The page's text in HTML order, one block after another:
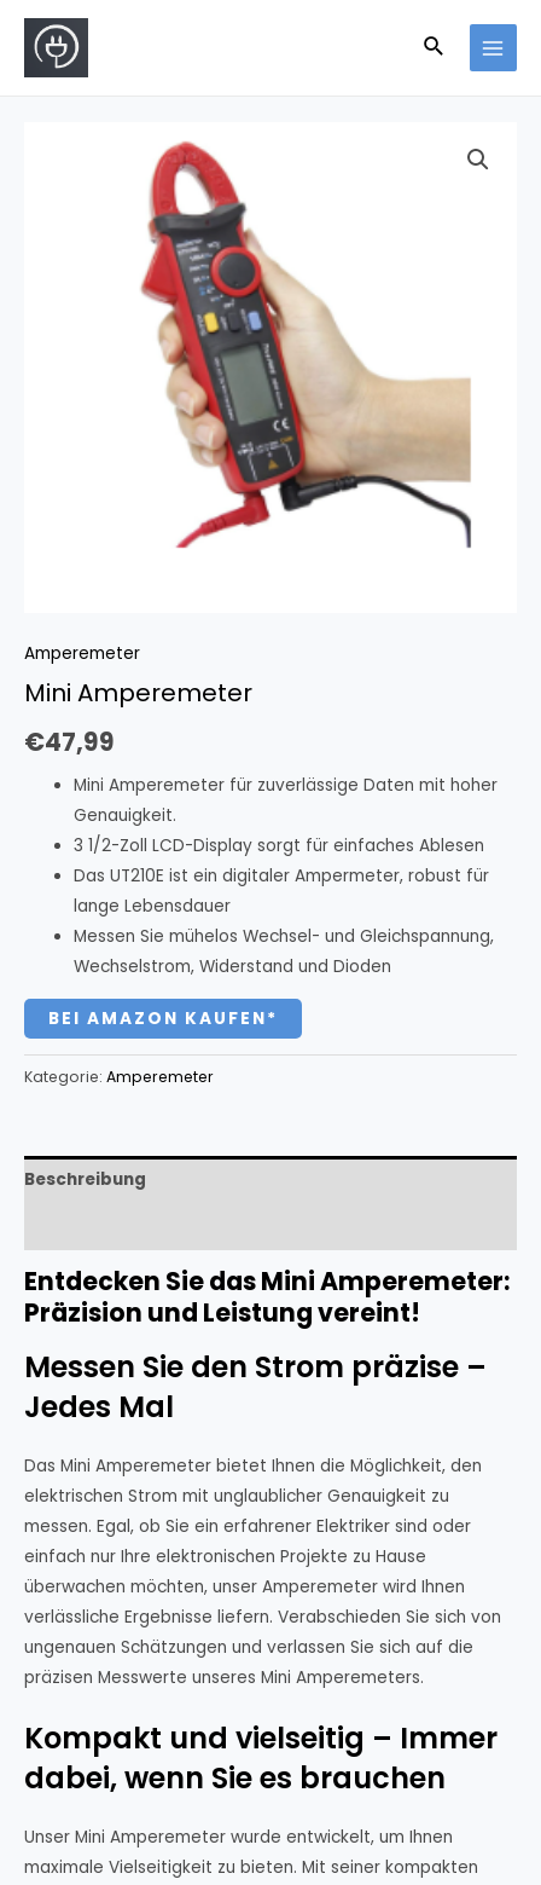
Amperemeter
Mini Amperemeter
€47,99
Mini Amperemeter für zuverlässige Daten mit hoher
Genauigkeit.
3 1/2-Zoll LCD-Display sorgt für einfaches Ablesen
Das UT210E ist ein digitaler Ampermeter, robust für
lange Lebensdauer
Messen Sie mühelos Wechsel- und Gleichspannung,
Wechselstrom, Widerstand und Dioden
BEI AMAZON KAUFEN*
Kategorie: Amperemeter
Beschreibung
Entdecken Sie das Mini Amperemeter:
Präzision und Leistung vereint!
Messen Sie den Strom präzise –
Jedes Mal
Das Mini Amperemeter bietet Ihnen die Möglichkeit, den
elektrischen Strom mit unglaublicher Genauigkeit zu
messen. Egal, ob Sie ein erfahrener Elektriker sind oder
einfach nur Ihre elektronischen Projekte zu Hause
überwachen möchten, unser Amperemeter wird Ihnen
verlässliche Ergebnisse liefern. Verabschieden Sie sich von
ungenauen Schätzungen und verlassen Sie sich auf die
präzisen Messwerte unseres Mini Amperemeters.
Kompakt und vielseitig – Immer
dabei, wenn Sie es brauchen
Unser Mini Amperemeter wurde entwickelt, um Ihnen
maximale Vielseitigkeit zu bieten. Mit seiner kompakten